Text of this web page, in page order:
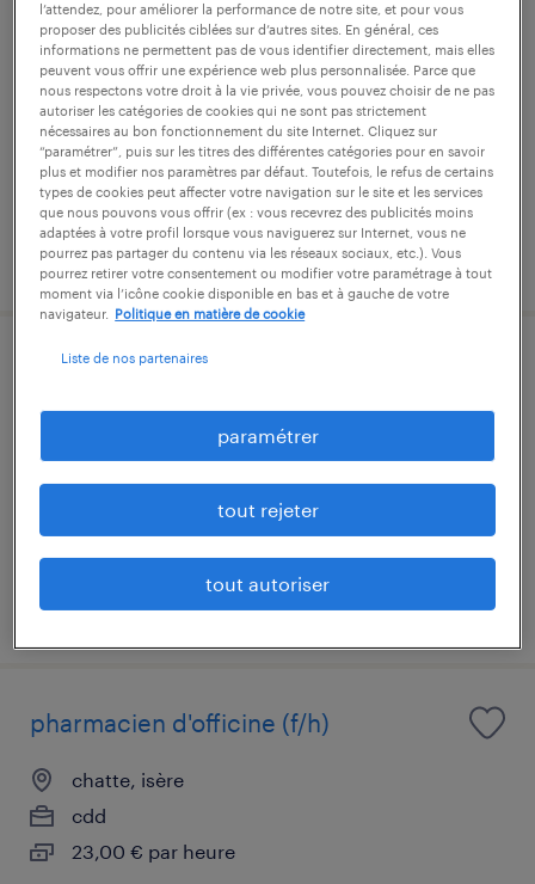
conducteur d'engins de terrassement
(f/h)
izeron, isère
intérim
12,50 € par heure
publié le 24 juillet 2026
crontôleur fabrication (f/h)
cdi
22 405 € - 25 480 € par année
publié le 26 juin 2026
pharmacien d'officine (f/h)
chatte, isère
cdd
23,00 € par heure
l’attendez, pour améliorer la performance de notre site, et pour vous
proposer des publicités ciblées sur d’autres sites. En général, ces
informations ne permettent pas de vous identifier directement, mais elles
peuvent vous offrir une expérience web plus personnalisée. Parce que
nous respectons votre droit à la vie privée, vous pouvez choisir de ne pas
autoriser les catégories de cookies qui ne sont pas strictement
nécessaires au bon fonctionnement du site Internet. Cliquez sur
“paramétrer”, puis sur les titres des différentes catégories pour en savoir
plus et modifier nos paramètres par défaut. Toutefois, le refus de certains
types de cookies peut affecter votre navigation sur le site et les services
que nous pouvons vous offrir (ex : vous recevrez des publicités moins
adaptées à votre profil lorsque vous naviguerez sur Internet, vous ne
pourrez pas partager du contenu via les réseaux sociaux, etc.). Vous
pourrez retirer votre consentement ou modifier votre paramétrage à tout
moment via l’icône cookie disponible en bas et à gauche de votre
navigateur.
Politique en matière de cookie
Liste de nos partenaires
paramétrer
tout rejeter
tout autoriser